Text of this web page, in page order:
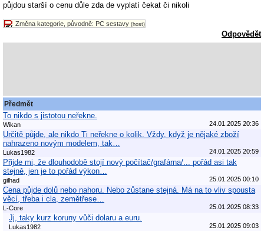
půjdou starší o cenu důle zda de vyplatí čekat či nikoli
Změna kategorie, původně: PC sestavy (host)
Odpovědět
Předmět
To nikdo s jistotou neřekne.
Wikan 24.01.2025 20:36
Určitě půjde, ale nikdo Ti neřekne o kolik. Vždy, když je nějaké zboží
nahrazeno novým modelem, tak…
Lukas1982 24.01.2025 20:59
Přijde mi, že dlouhodobě stojí nový počítač/grafárna/... pořád asi tak
stejně, jen je to pořád výkon…
gilhad 25.01.2025 00:10
Cena půjde dolů nebo nahoru. Nebo zůstane stejná. Má na to vliv spousta
věcí, třeba i cla, zemětřese…
L-Core 25.01.2025 08:33
Jj, taky kurz koruny vůči dolaru a euru.
Lukas1982 25.01.2025 09:03